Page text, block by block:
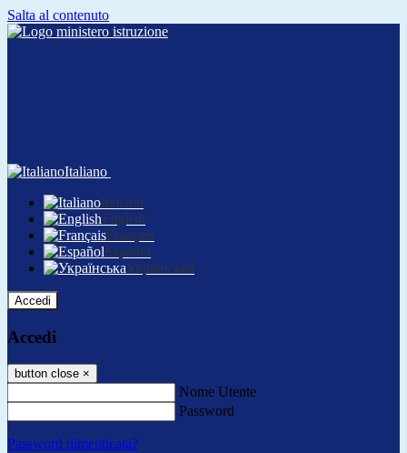
Salta al contenuto
Italiano
Italiano
English
Français
Español
Українська
Accedi
Accedi
button close ×
Nome Utente
Password
Password dimenticata?